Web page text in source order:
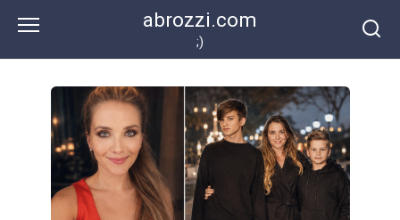
abrozzi.com
;)